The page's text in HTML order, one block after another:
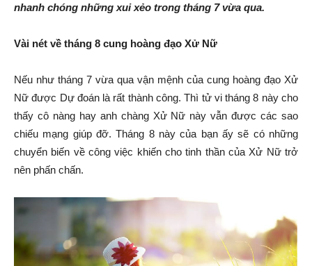
nhanh chóng những xui xẻo trong tháng 7 vừa qua.
Vài nét về tháng 8 cung hoàng đạo Xử Nữ
Nếu như tháng 7 vừa qua vận mệnh của cung hoàng đạo Xử
Nữ được Dự đoán là rất thành công. Thì tử vi tháng 8 này cho
thấy cô nàng hay anh chàng Xử Nữ này vẫn được các sao
chiếu mạng giúp đỡ. Tháng 8 này của bạn ấy sẽ có những
chuyển biến về công việc khiến cho tinh thần của Xử Nữ trở
nên phấn chấn.